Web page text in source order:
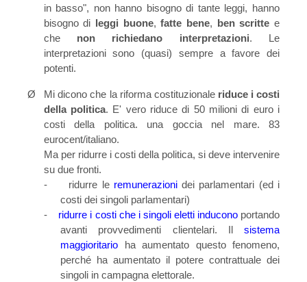
in basso", non hanno bisogno di tante leggi, hanno
bisogno di leggi buone, fatte bene, ben scritte e
che
non richiedano interpretazioni. Le
interpretazioni sono (quasi) sempre a favore dei
potenti.
Ø Mi dicono che la riforma costituzionale riduce i costi
della politica. E' vero riduce di 50 milioni di euro i
costi della politica. una goccia nel mare. 83
eurocent/italiano.
Ma per ridurre i costi della politica, si deve intervenire
su due fronti.
-
ridurre le remunerazionidei parlamentari (ed i
costi dei singoli parlamentari)
-
ridurre i costi che i singoli eletti induconoportando
avanti provvedimenti clientelari. Il sistema
maggioritario ha aumentato questo fenomeno,
perché ha aumentato il potere contrattuale dei
singoli in campagna elettorale.